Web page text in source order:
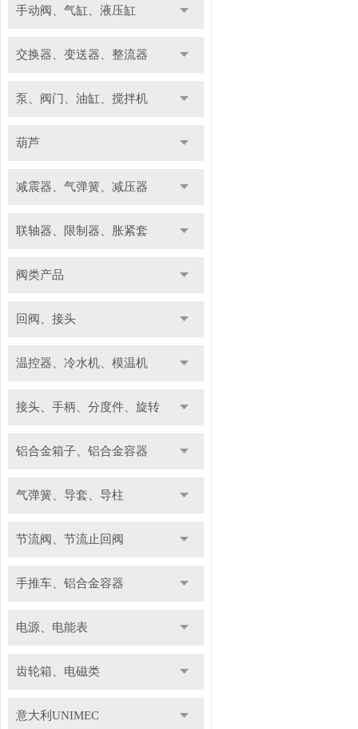
手动阀、气缸、液压缸
交换器、变送器、整流器
泵、阀门、油缸、搅拌机
葫芦
减震器、气弹簧、减压器
联轴器、限制器、胀紧套
阀类产品
回阀、接头
温控器、冷水机、模温机
接头、手柄、分度件、旋转
铝合金箱子、铝合金容器
气弹簧、导套、导柱
节流阀、节流止回阀
手推车、铝合金容器
电源、电能表
齿轮箱、电磁类
意大利UNIMEC